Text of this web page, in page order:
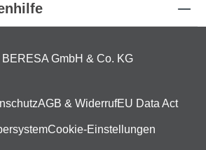
GmbH & Co. KG
AGB & WiderrufEU Data Act
Cookie-Einstellungen